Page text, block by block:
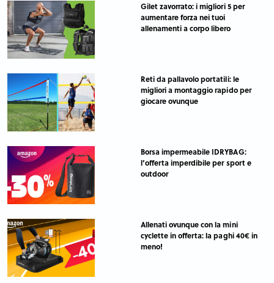
Gilet zavorrato: i migliori 5 per
aumentare forza nei tuoi
allenamenti a corpo libero
Reti da pallavolo portatili: le
migliori a montaggio rapido per
giocare ovunque
Borsa impermeabile IDRYBAG:
l’offerta imperdibile per sport e
outdoor
Allenati ovunque con la mini
cyclette in offerta: la paghi 40€ in
meno!